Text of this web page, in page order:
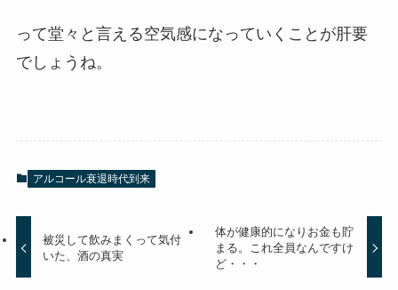
って堂々と言える空気感になっていくことが肝要
でしょうね。
アルコール衰退時代到来
被災して飲みまくって気付
いた、酒の真実
体が健康的になりお金も貯
まる。これ全員なんですけ
ど・・・